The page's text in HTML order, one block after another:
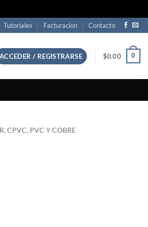
Tutoriales Facturacion Contacto
ACCEDER / REGISTRARSE $0.00 0
CPVC, PVC Y COBRE